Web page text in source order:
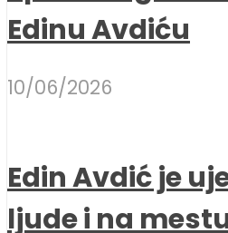
Edinu Avdiću
10/06/2026
Edin Avdić je
ljude i na